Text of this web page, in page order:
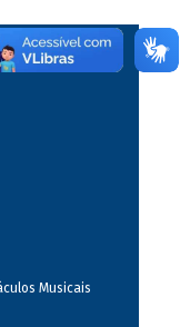
Musicais